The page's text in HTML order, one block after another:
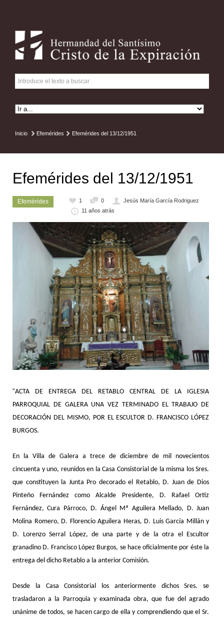
Inicio Efemérides Efemérides del 13/12/1951
Efemérides del 13/12/1951
Efemérides 1 0
Jesús María García Rodriguez
11 años atrás
“ACTA DE ENTREGA DEL RETABLO CENTRAL DE LA IGLESIA
PARROQUIAL DE GALERA UNA VEZ TERMINADO EL TRABAJO DE
DECORACIÓN DEL MISMO, POR EL ESCULTOR D. FRANCISCO LÓPEZ
BURGOS.
En la Villa de Galera a trece de diciembre de mil novecientos
cincuenta y uno, reunidos en la Casa Consistorial de la misma los Sres.
que constituyen la Junta Pro decorado el Retablo, D. Juan de Dios
Pinteño Fernández como Alcalde Presidente, D. Rafael Ortiz
Fernández, Cura Párroco, D. Ángel Mª Aguilera Mellado, D. Juan
Molina Romero, D. Florencio Aguilera Heras, D. Luis García Millán y
D. Lorenzo Serral López, de una parte y de la otra el Escultor
granadino D. Francisco López Burgos, se hace oficialmente por éste la
entrega del dicho Retablo a la anterior Comisión.
Desde la Casa Consistorial los anteriormente dichos Sres. se
trasladaron a la Parroquia y examinada obra, que fue del agrado
unánime de todos, se hacen cargo de ella y comprendiendo que el Sr.